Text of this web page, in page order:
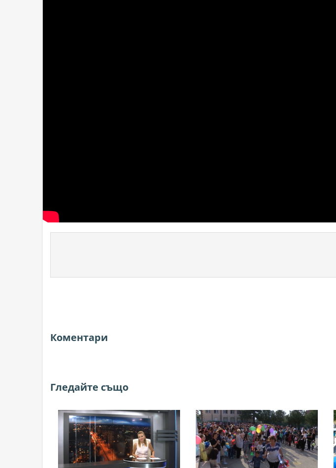
Коментари
Гледайте също